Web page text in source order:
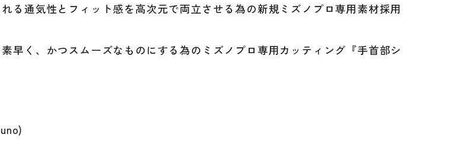
る通気性とフィット感を高次元で両立させる為の新規ミズノプロ専用素材採用
早く、かつスムーズなものにする為のミズノプロ専用カッティング『手首部シ